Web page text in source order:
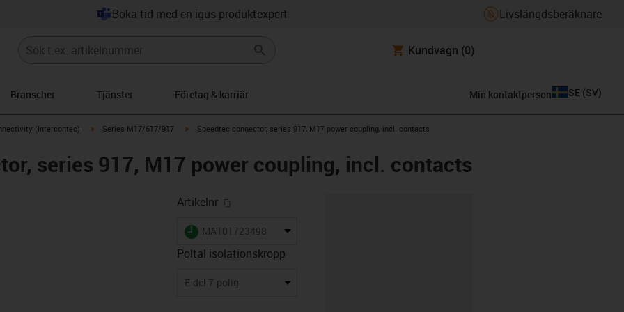
Boka tid med en igus produktexpert Livslängdsberäknare
Kundvagn (0)
Branscher Tjänster Företag & karriär Min kontaktperson SE (SV)
arrow-right(Intercontec) igus-icon-arrow-right
Series M17/617/917 igus-icon-arrow-right
Speedtec connector, series 917, M17 power coupling, incl. contacts
series 917, M17 power coupling, incl. contacts
Artikelnr
igus-icon-lieferzeit
MAT01723498
Poltal isolationskropp
E-del 7-polig